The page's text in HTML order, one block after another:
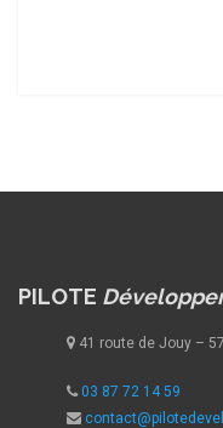
PILOTE
41 route de Jouy –
03 87 72 14 59